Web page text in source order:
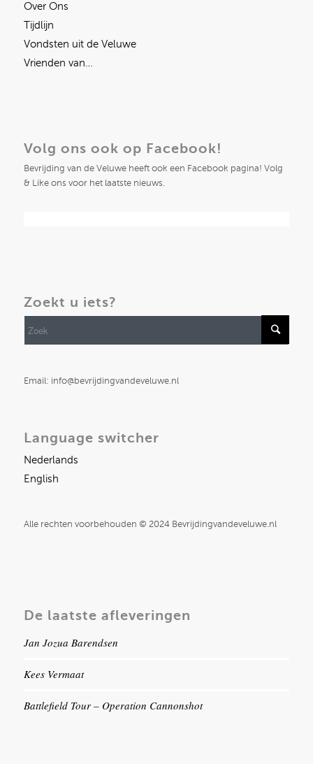
Over Ons
Tijdlijn
Vondsten uit de Veluwe
Vrienden van…
Volg ons ook op Facebook!
Bevrijding van de Veluwe heeft ook een Facebook pagina! Volg
& Like ons voor het laatste nieuws.
Zoekt u iets?
Email: info@bevrijdingvandeveluwe.nl
Language switcher
Nederlands
English
Alle rechten voorbehouden © 2024 Bevrijdingvandeveluwe.nl
De laatste afleveringen
Jan Jozua Barendsen
Kees Vermaat
Battlefield Tour – Operation Cannonshot